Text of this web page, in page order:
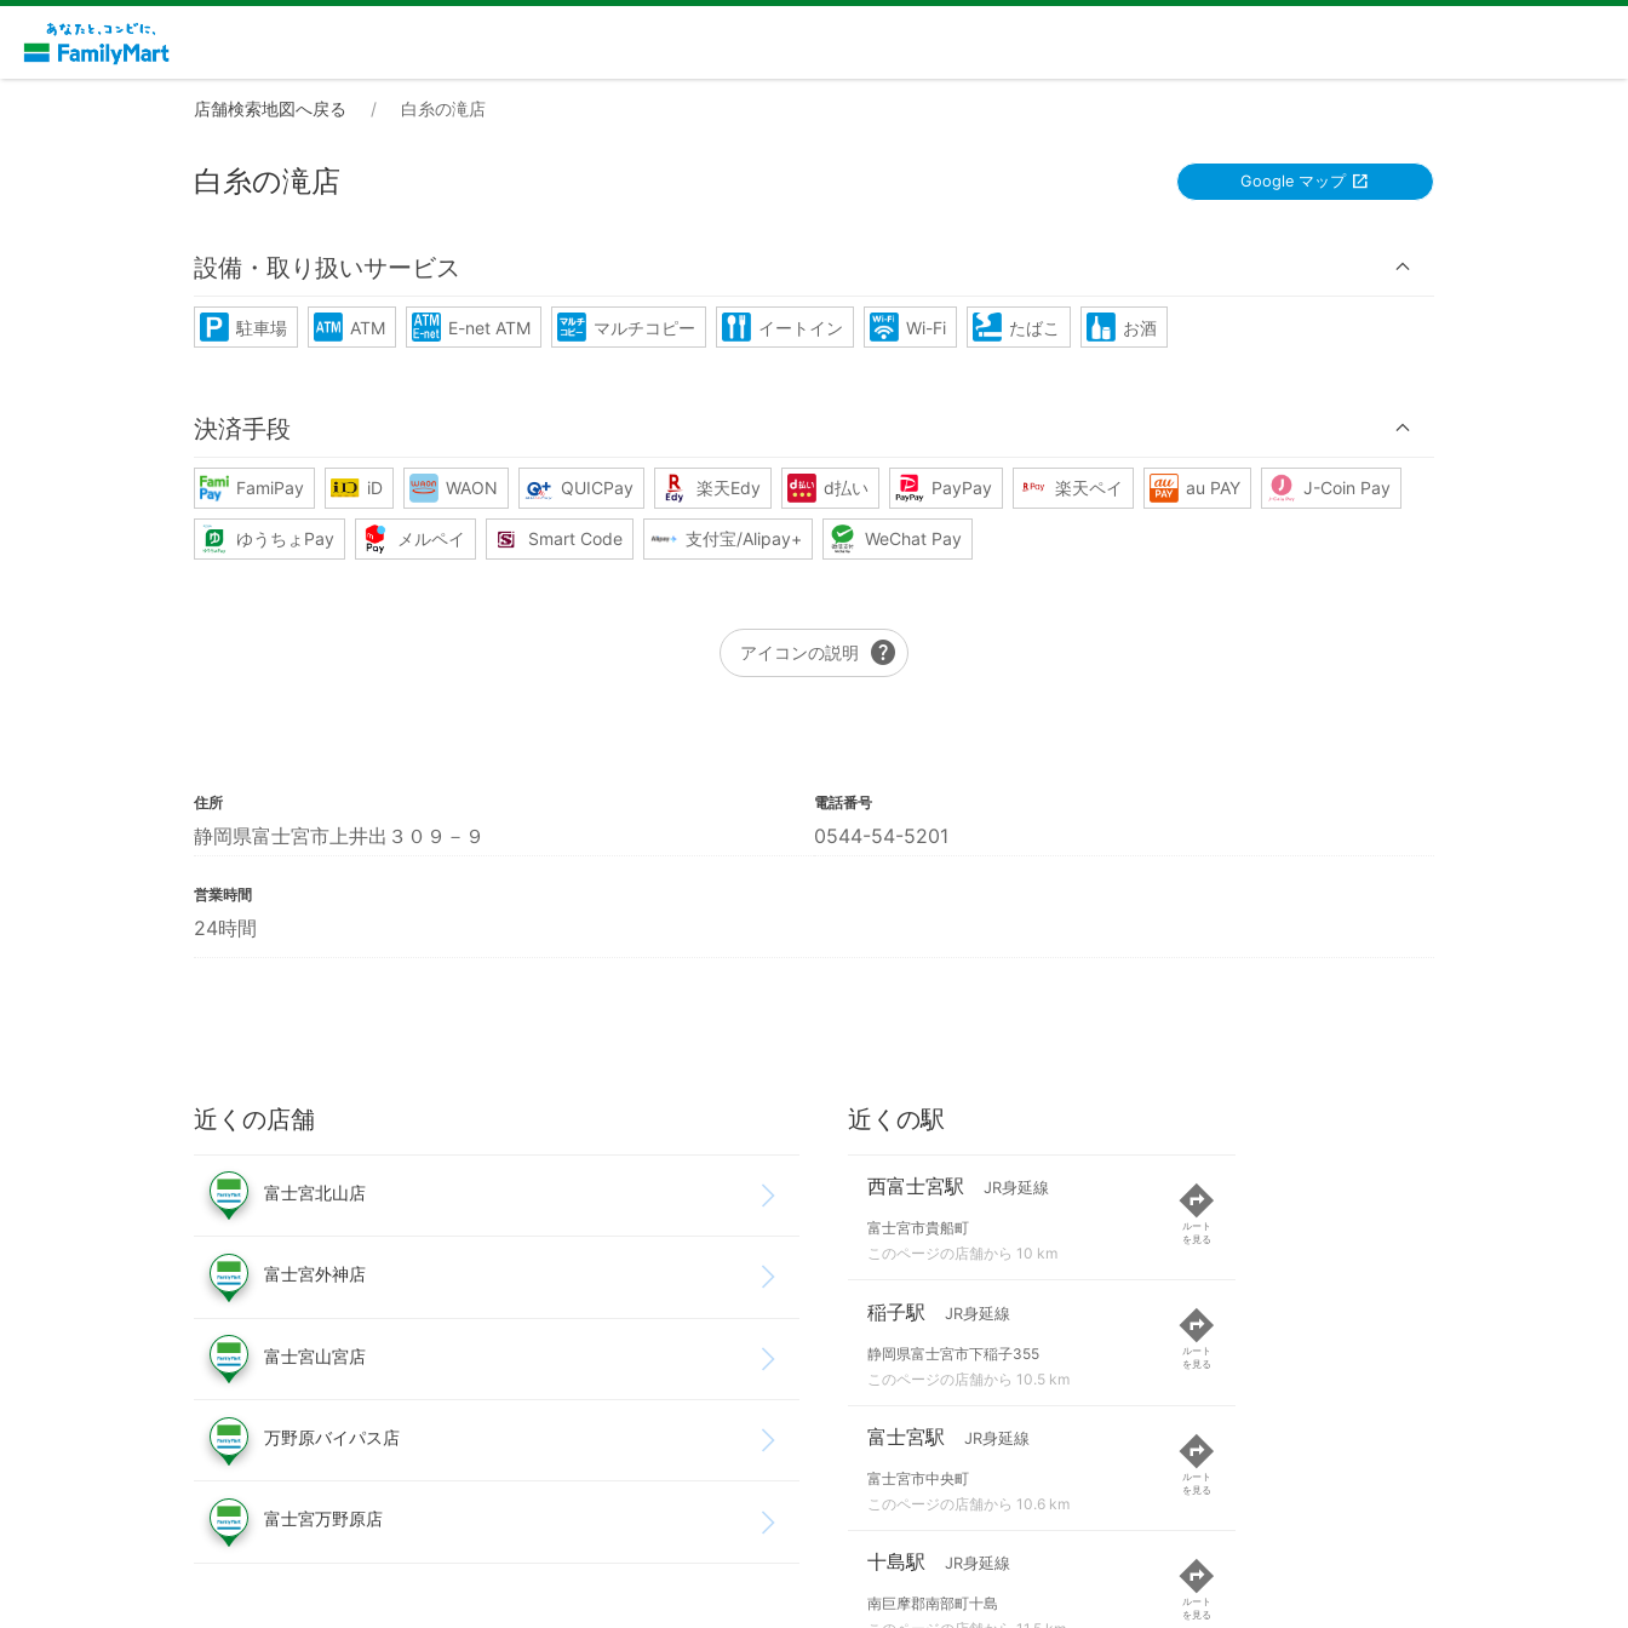
店舗検索地図へ戻る 白糸の滝店
白糸の滝店 Google マップ
設備・取り扱いサービス
駐車場 ATM E-net ATM マルチコピー イートイン Wi-Fi たばこ お酒
決済手段
FamiPay iD WAON QUICPay 楽天Edy d払い PayPay 楽天ペイ au PAY J-Coin Pay
ゆうちょPay メルペイ Smart Code 支付宝/Alipay+ WeChat Pay
アイコンの説明 help
住所
静岡県富士宮市上井出３０９－９
電話番号
0544-54-5201
営業時間
24時間
近くの店舗
富士宮北山店
富士宮外神店
富士宮山宮店
万野原バイパス店
富士宮万野原店
近くの駅
西富士宮駅 JR身延線
富士宮市貴船町
このページの店舗から 10 km
ルート
を見る
稲子駅 JR身延線
静岡県富士宮市下稲子355
このページの店舗から 10.5 km
ルート
を見る
富士宮駅 JR身延線
富士宮市中央町
このページの店舗から 10.6 km
ルート
を見る
十島駅 JR身延線
南巨摩郡南部町十島
ルート
を見る